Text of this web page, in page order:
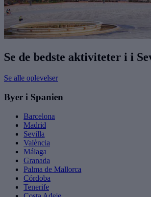
Se de bedste aktiviteter i i
Se alle oplevelser
Byer i Spanien
Barcelona
Madrid
Sevilla
València
Málaga
Granada
Palma de Mallorca
Córdoba
Tenerife